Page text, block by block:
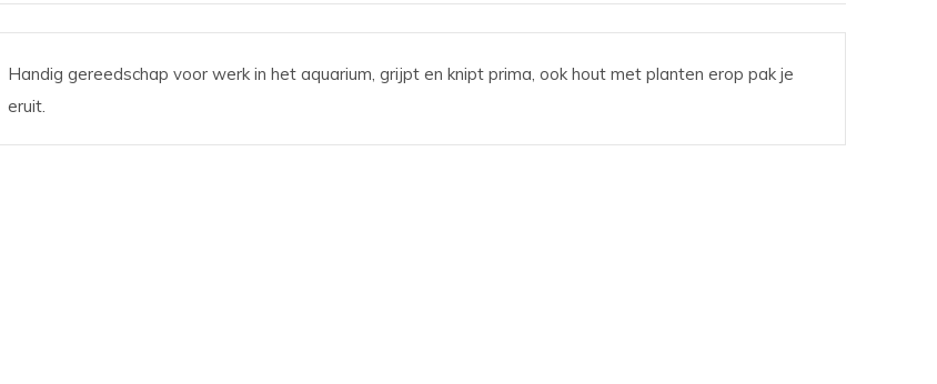
Handig gereedschap voor werk in het aquarium, grijpt en knipt prima, ook hout met planten erop pak je
eruit.